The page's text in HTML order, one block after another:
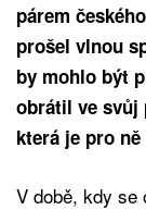
párem
prošel vlnou
by mohlo být
obrátil ve svůj
která je pro
V době, kdy